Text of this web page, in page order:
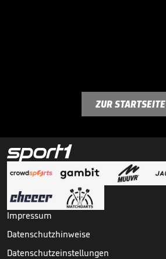
ZUR STARTSEITE
Impressum
Datenschutzhinweise
Datenschutzeinstellungen